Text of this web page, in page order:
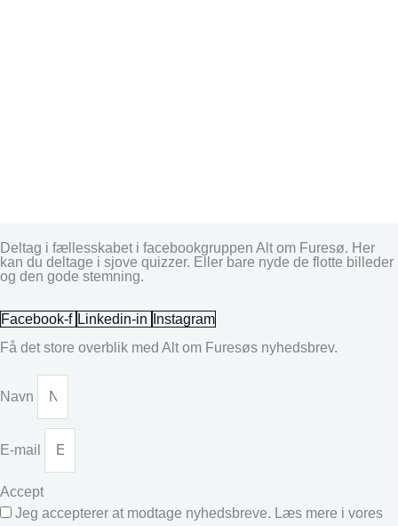
Deltag i fællesskabet i facebookgruppen Alt om Furesø. Her
kan du deltage i sjove quizzer. Eller bare nyde de flotte billeder
og den gode stemning.
Facebook-f Linkedin-in
Instagram
Få det store overblik med Alt om Furesøs nyhedsbrev.
Navn
E-mail
Accept
Jeg accepterer at modtage nyhedsbreve. Læs mere i vores